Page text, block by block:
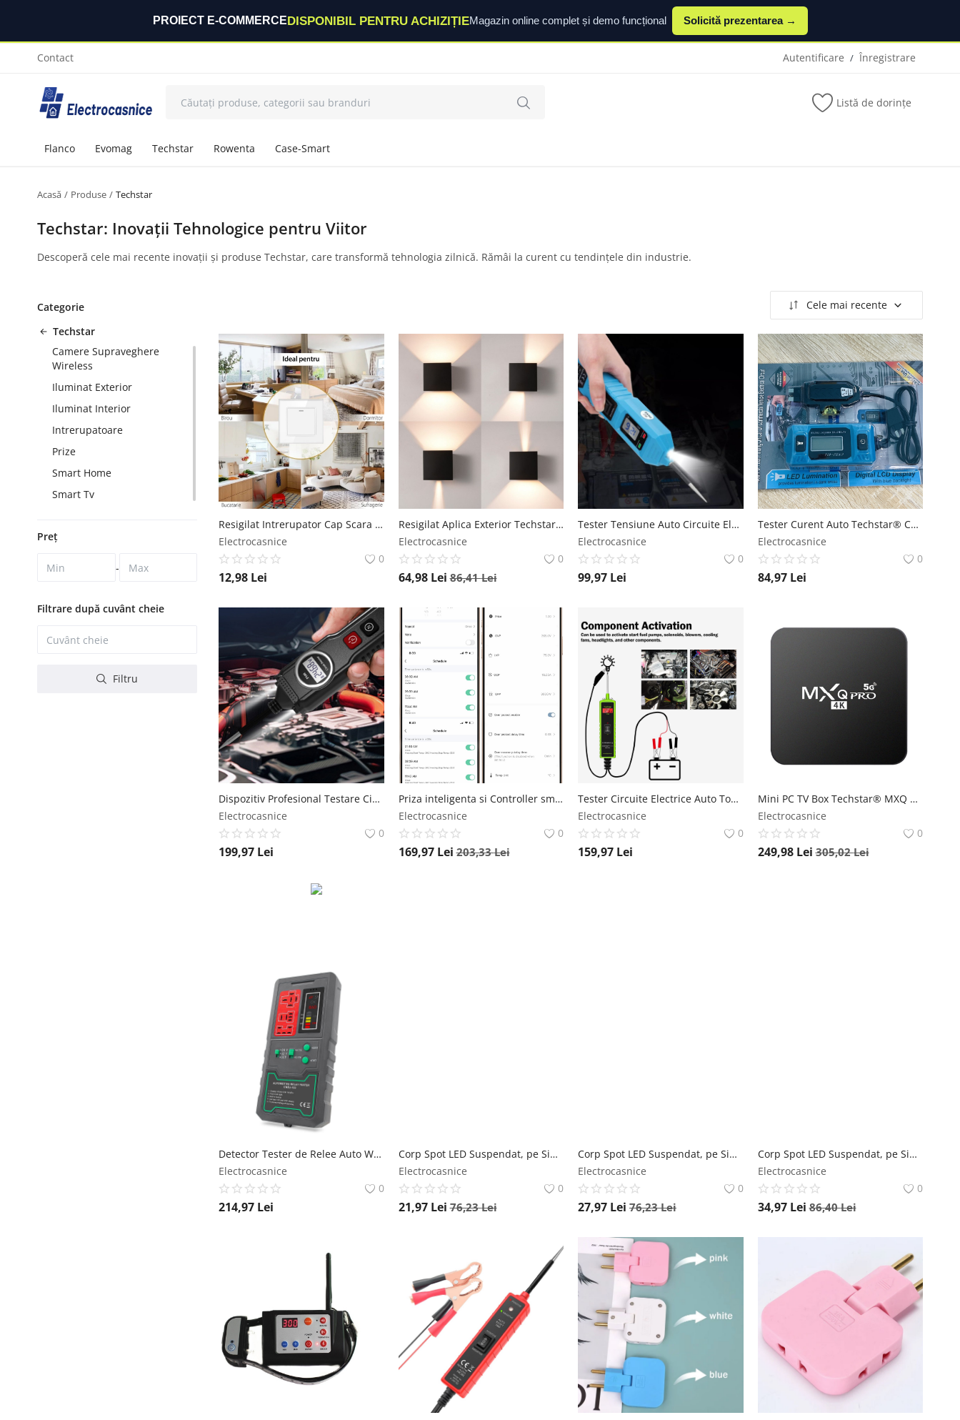
PROIECT E-COMMERCEDISPONIBIL PENTRU ACHIZIȚIEMagazin online complet și demo funcțional Solicită prezentarea →
Contact Autentificare / Înregistrare
Listă de dorințe
Flanco Evomag Techstar Rowenta Case-Smart
Acasă Produse Techstar
Techstar: Inovații Tehnologice pentru Viitor
Descoperă cele mai recente inovații și produse Techstar, care transformă tehnologia zilnică. Rămâi la curent cu tendințele din industrie.
Categorie
Techstar
Camere Supraveghere
Wireless
Iluminat Exterior
Iluminat Interior
Intrerupatoare
Prize
Smart Home
Smart Tv
Preț
-
Filtrare după cuvânt cheie
Filtru
Cele mai recente
Resigilat Intrerupator Cap Scara Cu Panou Din Sticla Securizata Techstar® TGS 01, 220V, 16A, 86 X 86 Mm, Alb, cu 1 Modul Techstar
Electrocasnice
0
12,98 Lei
Resigilat Aplica Exterior Techstar® LED Light CUBE , Putere 6W, A+, Rezistenta la Apa si Praf, Alb Rece, 6000K, Aluminiu, Negru Techstar
Electrocasnice
0
64,98 Lei 86,41Lei
Tester Tensiune Auto Circuite Electrice Techstar® 823, 6-24V cu Afisaj LCD, LED, Clesti si Sonda Otel Inoxidabil Techstar
Electrocasnice
0
99,97 Lei
Tester Curent Auto Techstar® CNPJ-611, Cu Afisaj LCD Iluminat, Detectie Sigurante, Precizie ±2% Techstar
Electrocasnice
0
84,97 Lei
Dispozitiv Profesional Testare Circuite Auto Techstar® YM-P100, Multimetru Inteligent cu Ecran LCD, 107V, Detectie Tensiune si Continuitate Techstar
Electrocasnice
0
199,97 Lei
Priza inteligenta si Controller smart temperatura si consum energie ATORCH S1BWT, WiFi, Bluetooth, control de la distanta, Cablu 3m ATORCH
Electrocasnice
0
169,97 Lei 203,33Lei
Tester Circuite Electrice Auto TopDiag P60, 6-30V, Diagnostic cu afisaj LCD, Detectie Scurtcircuit, Identificare Polaritate, Diode, Impamantare, Activare Componente, lanterna LED, Cablu Lung 4m TopDiag
Electrocasnice
0
159,97 Lei
Mini PC TV Box Techstar® MXQ PRO, UltraHD 4K, Quad-Core 64 Bit. 8GB RAM, 128GB ROM, 5G Wireless, Ethernet, Android 10 Techstar
Electrocasnice
0
249,98 Lei 305,02Lei
Detector Tester de Relee Auto Wireless Techstar® CNBJ-722, pentru 12V/24V , Compatibil cu Relee 4 si 5 Pini, Afisaj Digital, LED Integrat Techstar
Electrocasnice
0
214,97 Lei
Corp Spot LED Suspendat, pe Sina Tracklight, tip Pendul, 10W, Lumina Moderna de Interior, Reglabil, Anti-Orbire, Compatibil Sina 2 Fire, 4000K, Lumina Neutra Techstar
Electrocasnice
0
21,97 Lei 76,23Lei
Corp Spot LED Suspendat, pe Sina Tracklight, tip Pendul, 10W, Lumina Moderna de Interior, Reglabil, Anti-Orbire, Compatibil Sina 2 Fire, 3000K, Lumina Calda Techstar
Electrocasnice
0
27,97 Lei 76,23Lei
Corp Spot LED Suspendat, pe Sina Tracklight, tip Pendul, 15W, Lumina Moderna de Interior, Reglabil, Anti-Orbire, Compatibil Sina 2 Fire, 3000K, Lumina Calda Techstar
Electrocasnice
0
34,97 Lei 86,40Lei